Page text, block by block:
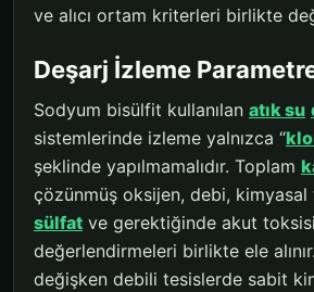
ve alıcı ortam kriterleri birlikte
Deşarj İzleme
Sodyum bisülfit kullanılan atık su
sistemlerinde izleme yalnızca “
şeklinde yapılmamalıdır. Toplam
çözünmüş oksijen, debi, kimyasal
sülfat ve gerektiğinde akut
değerlendirmeleri birlikte ele
değişken debili tesislerde sabit